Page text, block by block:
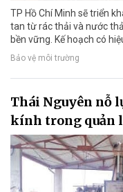
TP Hồ Chí Minh sẽ triển
tan từ rác thải và nước
bền vững. Kế hoạch có
Bảo vệ môi trường
Thái Nguyên nỗ
kính trong quản